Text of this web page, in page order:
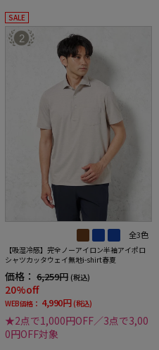
SALE
2
全3色
【吸湿冷感】完全ノーアイロン半袖アイポロ
シャツカッタウェイ無地i-shirt春夏
価格： 6,259円 (税込)
20%off
WEB価格： 4,990円 (税込)
★2点で1,000円OFF／3点で3,00
0円OFF対象